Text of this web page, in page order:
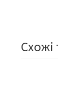
Схожі